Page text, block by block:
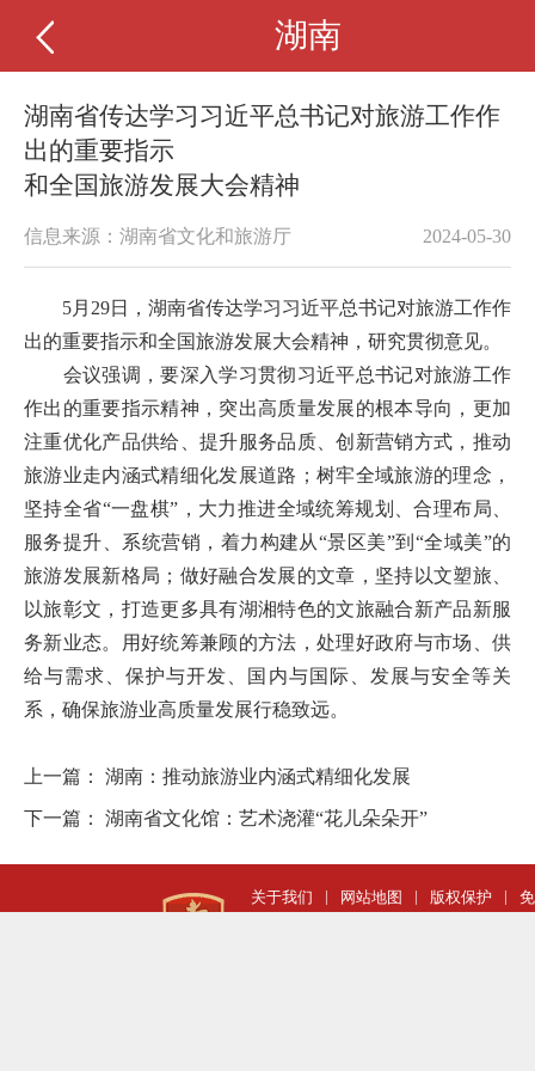
湖南
湖南省传达学习习近平总书记对旅游工作作
出的重要指示
和全国旅游发展大会精神
信息来源：湖南省文化和旅游厅 2024-05-30
5月29日， 湖南省传达学习习近平总书记对旅游工作作
出的重要指示和全国旅游发展大会精神 ，研究贯彻意见。
会议强调，要深入学习贯彻习近平总书记对旅游工作
作出的重要指示精神，突出高质量发展的根本导向，更加
注重优化产品供给、提升服务品质、创新营销方式，推动
旅游业走内涵式精细化发展道路；树牢全域旅游的理念，
坚持全省“一盘棋”，大力推进全域统筹规划、合理布局、
服务提升、系统营销，着力构建从“景区美”到“全域美”的
旅游发展新格局；做好融合发展的文章，坚持以文塑旅、
以旅彰文，打造更多具有湖湘特色的文旅融合新产品新服
务新业态。用好统筹兼顾的方法，处理好政府与市场、供
给与需求、保护与开发、国内与国际、发展与安全等关
系，确保旅游业高质量发展行稳致远。
上一篇： 湖南：推动旅游业内涵式精细化发展
下一篇： 湖南省文化馆：艺术浇灌“花儿朵朵开”